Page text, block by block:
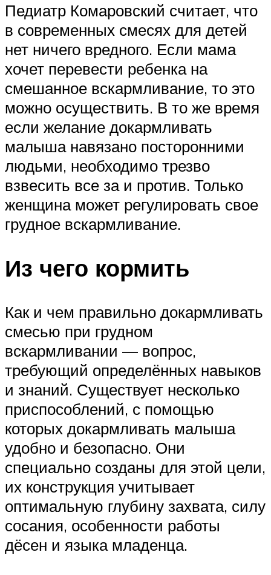
Педиатр Комаровский считает, что
в современных смесях для детей
нет ничего вредного. Если мама
хочет перевести ребенка на
смешанное вскармливание, то это
можно осуществить. В то же время
если желание докармливать
малыша навязано посторонними
людьми, необходимо трезво
взвесить все за и против. Только
женщина может регулировать свое
грудное вскармливание.
Из чего кормить
Как и чем правильно докармливать
смесью при грудном
вскармливании — вопрос,
требующий определённых навыков
и знаний. Существует несколько
приспособлений, с помощью
которых докармливать малыша
удобно и безопасно. Они
специально созданы для этой цели,
их конструкция учитывает
оптимальную глубину захвата, силу
сосания, особенности работы
дёсен и языка младенца.